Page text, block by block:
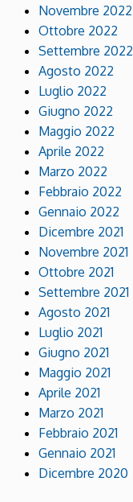
Novembre 2022
Ottobre 2022
Settembre 2022
Agosto 2022
Luglio 2022
Giugno 2022
Maggio 2022
Aprile 2022
Marzo 2022
Febbraio 2022
Gennaio 2022
Dicembre 2021
Novembre 2021
Ottobre 2021
Settembre 2021
Agosto 2021
Luglio 2021
Giugno 2021
Maggio 2021
Aprile 2021
Marzo 2021
Febbraio 2021
Gennaio 2021
Dicembre 2020